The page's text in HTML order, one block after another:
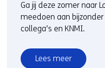
Ga jij deze zomer naar
meedoen aan bijzonder
collega’s en KNMI.
Lees meer